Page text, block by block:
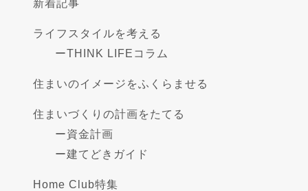
新着記事
ライフスタイルを考える
ーTHINK LIFEコラム
住まいのイメージをふくらませる
住まいづくりの計画をたてる
ー資金計画
ー建てどきガイド
Home Club特集